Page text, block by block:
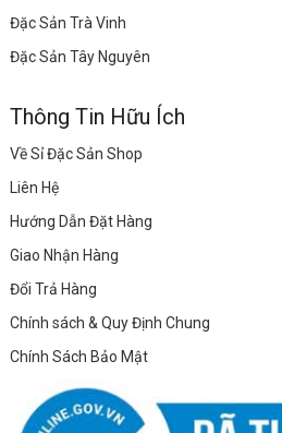
Đặc Sản Trà Vinh
Đặc Sản Tây Nguyên
Thông Tin Hữu Ích
Về Sỉ Đặc Sản Shop
Liên Hệ
Hướng Dẫn Đặt Hàng
Giao Nhận Hàng
Đổi Trả Hàng
Chính sách & Quy Định Chung
Chính Sách Bảo Mật